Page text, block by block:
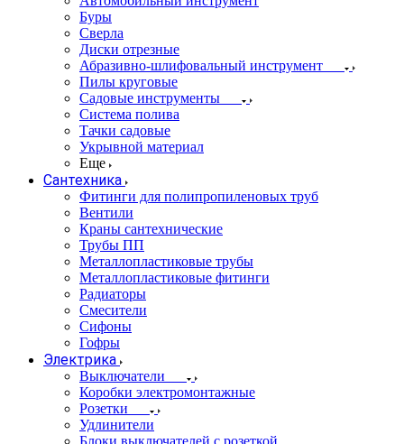
Буры
Сверла
Диски отрезные
Абразивно-шлифовальный инструмент
Пилы круговые
Садовые инструменты
Система полива
Тачки садовые
Укрывной материал
Еще
Сантехника
Фитинги для полипропиленовых труб
Вентили
Краны сантехнические
Трубы ПП
Металлопластиковые трубы
Металлопластиковые фитинги
Радиаторы
Смесители
Сифоны
Гофры
Электрика
Выключатели
Коробки электромонтажные
Розетки
Удлинители
Блоки выключателей с розеткой